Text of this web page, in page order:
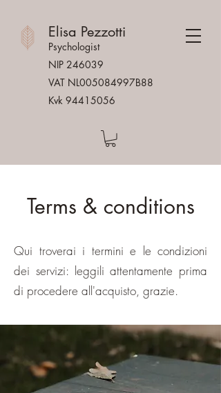
Elisa Pezzotti
Psychologist
NIP 246039
VAT NL005084997B88
Kvk 94415056
Terms & conditions
Qui troverai i termini e le condizioni
dei servizi: leggili attentamente prima
di procedere all'acquisto, grazie.